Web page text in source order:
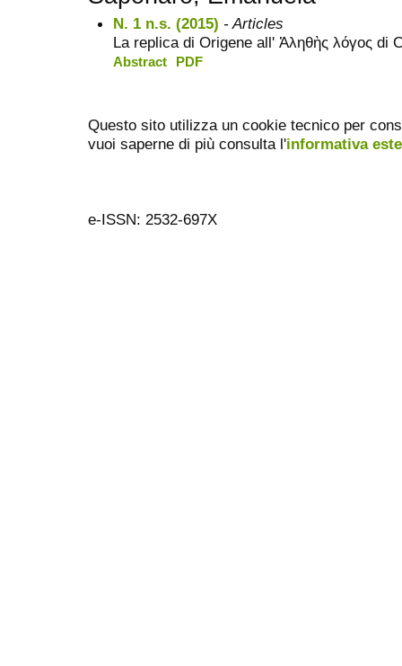
N. 1 n.s. (2015) - Articles
La replica di Origene all' Ἀληθὴς λόγος di
Abstract PDF
Questo sito utilizza un cookie tecnico per
vuoi saperne di più consulta l'informativa
e-ISSN: 2532-697X